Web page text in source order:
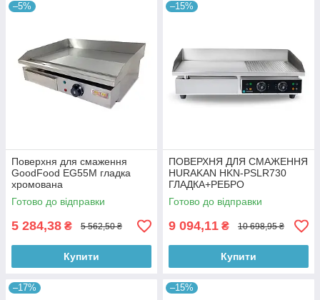
–5%
Поверхня для смаження
GoodFood EG55M гладка
хромована
Готово до відправки
5 284,38 ₴ 5 562,50 ₴
Купити
–15%
ПОВЕРХНЯ ДЛЯ СМАЖЕННЯ
HURAKAN HKN-PSLR730
ГЛАДКА+РЕБРО
Готово до відправки
9 094,11 ₴ 10 698,95 ₴
Купити
–17% –15%